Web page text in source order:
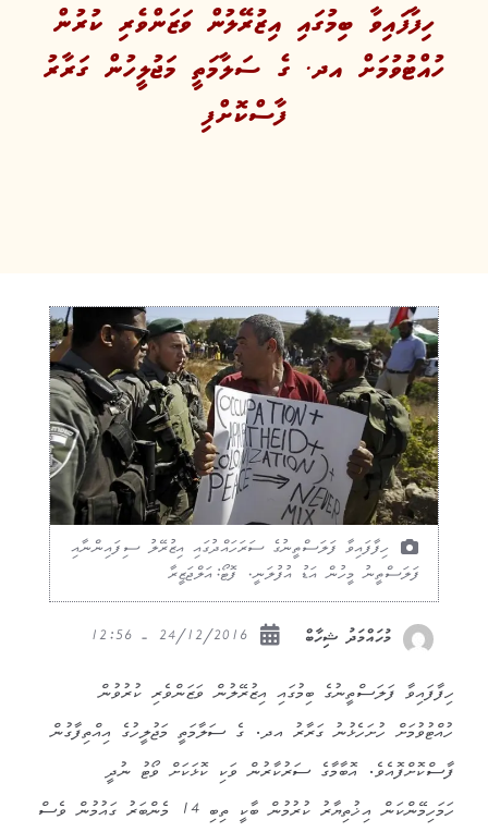
ހިފާފައިވާ ބިމުގައި އިޒުރޭލުން ވަޒަންވެރި ކުރުން
ހުއްޓުވުމަށް އދ. ގެ ސަލާމަތީ މަޖުލީހުން ގަރާރު
ފާސްކޮށްފި
ހިފާފައިވާ ފަލަސްތީނުގެ ސަރަހައްދުގައި އިޒުރޭލު ސިފައިންނާއި
ފަލަސްތީނު މީހުން އަޑު އުފުލަނީ. ފޮޓޯ:އަލްޖަޒީރާ
މުހައްމަދު ޝިހާބް
ހިފާފައިވާ ފަލަސްތީނުގެ ބިމުގައި އިޒުރޭލުން ވަޒަންވެރި ކުރުވުން
ހުއްޓުވުމަށް ހުށަހެޅުނު ގަރާރު އދ. ގެ ސަލާމަތީ މަޖުލީހުގެ އިއްތިފާގުން
ފާސްކޮށްފޮއެވެ. އޮބާމާގެ ސަރުކާރުން ވަކި ކޮޅަކަށް ވޯޓު ނުދީ
ހަމަހިމޭންކަން އިޚުތިޔާރު ކުރުމުން ބާކީ ތިބި 14 މެންބަރު ގައުމުން ވެސް